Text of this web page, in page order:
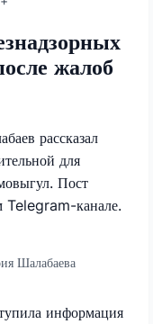
жалоб
рассказал
для
Пост
Telegram-канале.
Шалабаева
информация